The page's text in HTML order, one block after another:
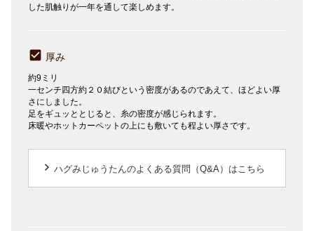
した肌触りが一年を通して楽しめます。
厚み
約9ミリ
一センチ四方約２０結びという密度があるのであえて、ほどよい厚
さにしました。
足をギュッととじると、糸の密度が感じられます。
床暖やホットカーペットの上にも敷いても程よい厚さです。
keyboard_arrow_right ハグみじゅうたんのよくある質問（Q&A）はこちら